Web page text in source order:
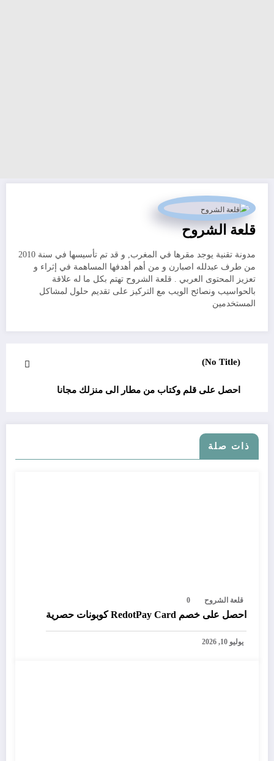
قلعة الشروح
مدونة تقنية يوجد مقرها في المغرب, و قد تم تأسيسها في سنة 2010
من طرف عبدلله اصبارن و من أهم أهدفها المساهمة في إثراء و
تعزيز المحتوى العربي . قلعة الشروح تهتم بكل ما له علاقة
بالحواسيب ونصائح الويب مع التركيز على تقديم حلول لمشاكل
المستخدمين
(No Title)
احصل على قلم وكتاب من مطار الى منزلك مجانا
ذات صلة
قلعة الشروح 0
احصل على خصم RedotPay Card كوبونات حصرية
يوليو 10, 2026